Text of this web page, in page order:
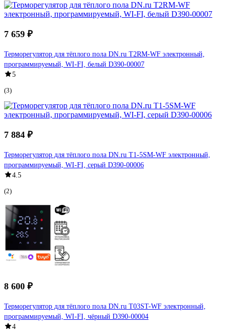
7 659 ₽
Терморегулятор для тёплого пола DN.ru T2RM-WF электронный,
программируемый, WI-FI, белый D390-00007
5
(3)
7 884 ₽
Терморегулятор для тёплого пола DN.ru T1-5SM-WF электронный,
программируемый, WI-FI, серый D390-00006
4.5
(2)
8 600 ₽
Терморегулятор для тёплого пола DN.ru T03ST-WF электронный,
программируемый, WI-FI, чёрный D390-00004
4